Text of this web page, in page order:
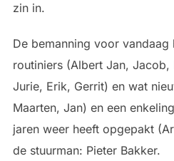
zin in.
De bemanning voor
routiniers (Albert Jan, Jacob,
Jurie, Erik, Gerrit) en wat
Maarten, Jan) en een
jaren weer heeft opgepakt
de stuurman: Pieter Bakker.